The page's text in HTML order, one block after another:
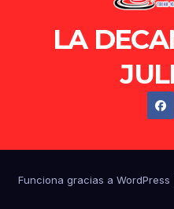
LA
Funciona gracias a WordPress